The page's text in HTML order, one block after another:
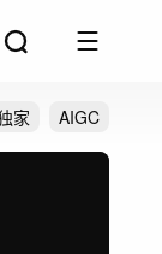
家 AIGC